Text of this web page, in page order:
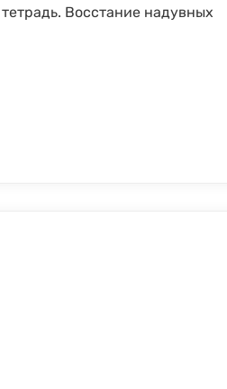
Восстание надувных